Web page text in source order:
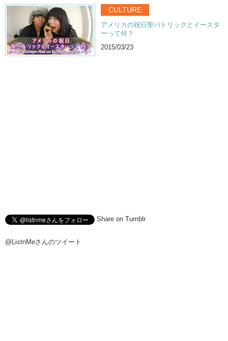
CULTURE
アメリカの祝日聖パトリックとイースタ
ーって何？
2015/03/23
Share on Tumblr
@ListnMeさんのツイート